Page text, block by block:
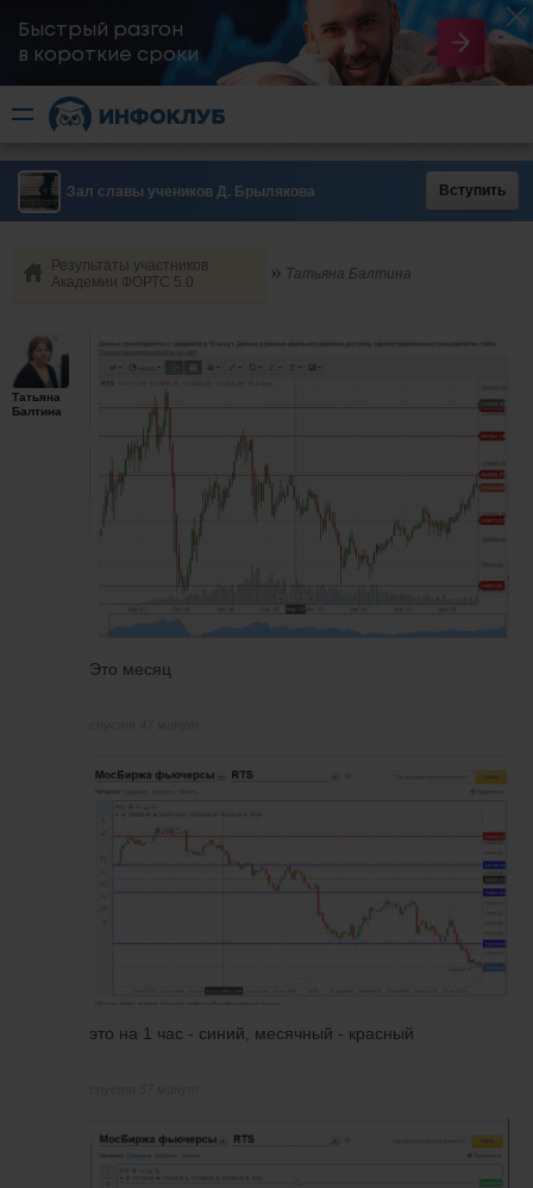
Быстрый разгон
​в короткие сроки
Зал славы учеников Д. Брылякова Вступить
Результаты участников
Академии ФОРТС 5.0
Татьяна Балтина
Татьяна
Балтина
Это месяц
это на 1 час - синий, месячный - красный